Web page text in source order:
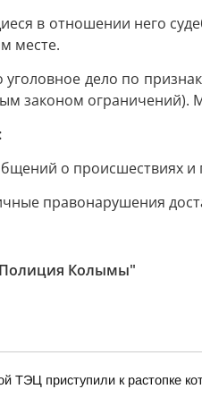
в отношении него
месте.
дело по
законом ограничений).
о происшествиях и
правонарушения
Колымы"
ТЭЦ приступили к растопке